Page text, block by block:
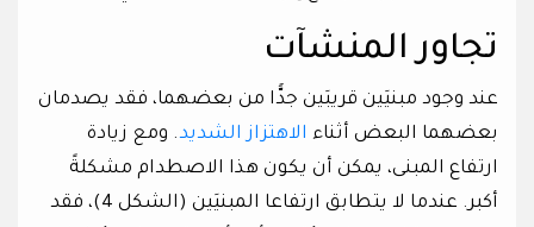
تجاور المنشآت
عند وجود مبنيَين قريبَين جدًّا من بعضهما، فقد يصدمان
بعضهما البعض أثناء الاهتزاز الشديد. ومع زيادة
ارتفاع المبنى، يمكن أن يكون هذا الاصطدام مشكلةً
أكبر. عندما لا يتطابق ارتفاعا المبنيَين (الشكل 4)، فقد